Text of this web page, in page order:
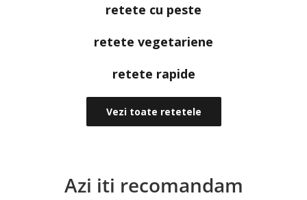
retete cu peste
retete vegetariene
retete rapide
Vezi toate retetele
Azi iti recomandam